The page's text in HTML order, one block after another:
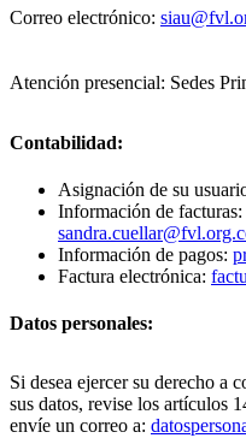
Correo electrónico:
Atención presencial: Sedes
Contabilidad:
Asignación de su
Información de facturas:
Información de pagos:
Factura electrónica:
Datos personales:
Si desea ejercer su derecho a
sus datos, revise los artículos
envíe un correo a: